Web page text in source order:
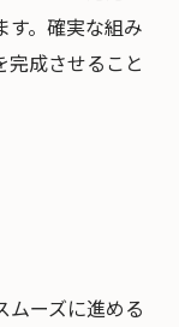
す。確実な組み
成させること
ムーズに進める